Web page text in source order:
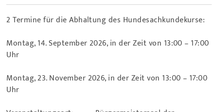
2 Termine für die Abhaltung des Hundesachkundekurse:
Montag, 14. September 2026, in der Zeit von 13:00 – 17:00
Uhr
Montag, 23. November 2026, in der Zeit von 13:00 – 17:00
Uhr